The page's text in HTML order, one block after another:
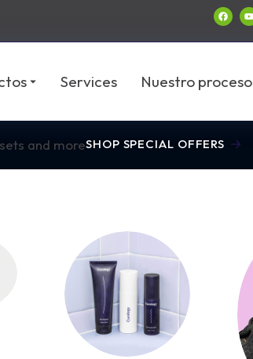
Services Nuestro proceso
and moreSHOP SPECIAL OFFERS